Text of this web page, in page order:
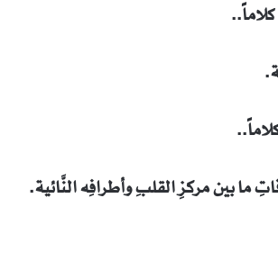
ما بين مركزِ القلبِ وأطرافِه النَّائية.